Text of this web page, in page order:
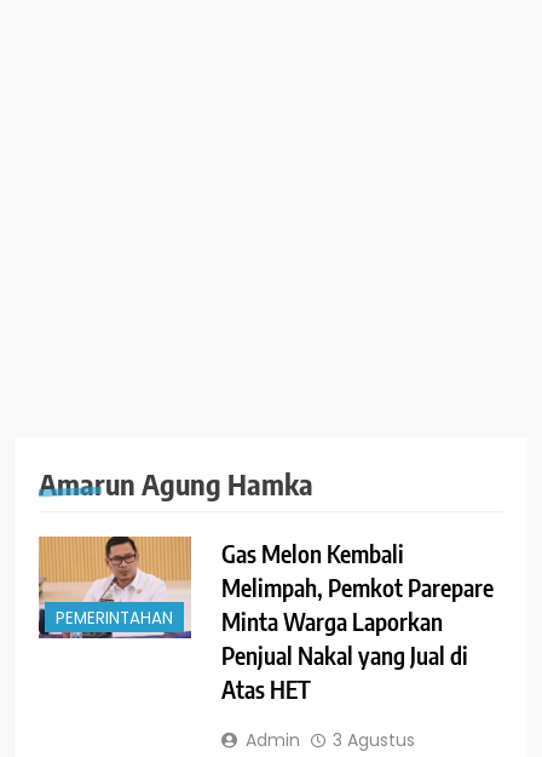
Amarun Agung Hamka
PEMERINTAHAN
Gas Melon Kembali
Melimpah, Pemkot Parepare
Minta Warga Laporkan
Penjual Nakal yang Jual di
Atas HET
Admin
3 Agustus